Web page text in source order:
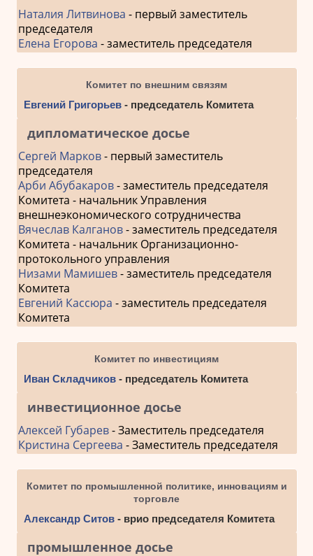
Наталия Литвинова - первый заместитель
председателя
Елена Егорова - заместитель председателя
Комитет по внешним связям
Евгений Григорьев- председатель Комитета
дипломатическое досье
Сергей Марков- первый заместитель
председателя
Арби Абубакаров- заместитель председателя
Комитета - начальник Управления
внешнеэкономического сотрудничества
Вячеслав Калганов- заместитель председателя
Комитета - начальник Организационно-
протокольного управления
Низами Мамишев- заместитель председателя
Комитета
Евгений Кассюра - заместитель председателя
Комитета
Комитет по инвестициям
Иван Складчиков- председатель Комитета
инвестиционное досье
Алексей Губарев- Заместитель председателя
Кристина Сергеева - Заместитель председателя
Комитет по промышленной политике, инновациям и
торговле
Александр Ситов- врио председателя Комитета
промышленное досье